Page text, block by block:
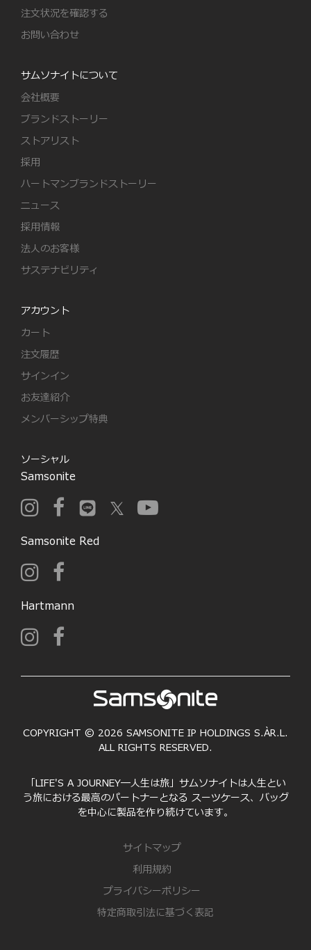
注文状況を確認する
お問い合わせ
サムソナイトについて
会社概要
ブランドストーリー
ストアリスト
採用
ハートマンブランドストーリー
ニュース
採用情報
法人のお客様
サステナビリティ
アカウント
カート
注文履歴
サインイン
お友達紹介
メンバーシップ特典
ソーシャル
Samsonite
Samsonite Red
Hartmann
COPYRIGHT © 2026 SAMSONITE IP HOLDINGS S.ÀR.L.
ALL RIGHTS RESERVED.
「LIFE'S A JOURNEY―人生は旅」サムソナイトは人生とい
う旅における最高のパートナーとなる スーツケース、バッグ
を中心に製品を作り続けています。
サイトマップ
利用規約
プライバシーポリシー
特定商取引法に基づく表記